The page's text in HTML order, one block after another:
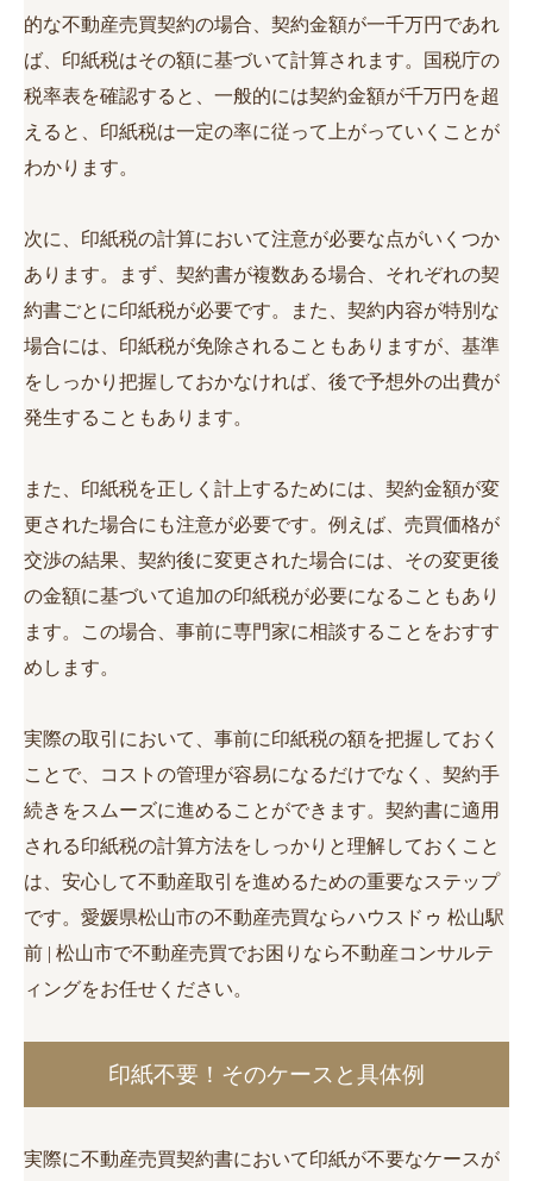
的な不動産売買契約の場合、契約金額が一千万円であれ
ば、印紙税はその額に基づいて計算されます。国税庁の
税率表を確認すると、一般的には契約金額が千万円を超
えると、印紙税は一定の率に従って上がっていくことが
わかります。
次に、印紙税の計算において注意が必要な点がいくつか
あります。まず、契約書が複数ある場合、それぞれの契
約書ごとに印紙税が必要です。また、契約内容が特別な
場合には、印紙税が免除されることもありますが、基準
をしっかり把握しておかなければ、後で予想外の出費が
発生することもあります。
また、印紙税を正しく計上するためには、契約金額が変
更された場合にも注意が必要です。例えば、売買価格が
交渉の結果、契約後に変更された場合には、その変更後
の金額に基づいて追加の印紙税が必要になることもあり
ます。この場合、事前に専門家に相談することをおすす
めします。
実際の取引において、事前に印紙税の額を把握しておく
ことで、コストの管理が容易になるだけでなく、契約手
続きをスムーズに進めることができます。契約書に適用
される印紙税の計算方法をしっかりと理解しておくこと
は、安心して不動産取引を進めるための重要なステップ
です。愛媛県松山市の不動産売買ならハウスドゥ 松山駅
前 | 松山市で不動産売買でお困りなら不動産コンサルテ
ィングをお任せください。
印紙不要！そのケースと具体例
実際に不動産売買契約書において印紙が不要なケースが